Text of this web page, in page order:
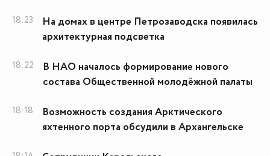
18:23
На домах в центре Петрозаводска появилась
архитектурная подсветка
18:22
В НАО началось формирование нового
состава Общественной молодёжной палаты
18:18
Возможность создания Арктического
яхтенного порта обсудили в Архангельске